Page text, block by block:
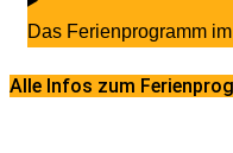
Das Ferienprogramm
Alle Infos zum